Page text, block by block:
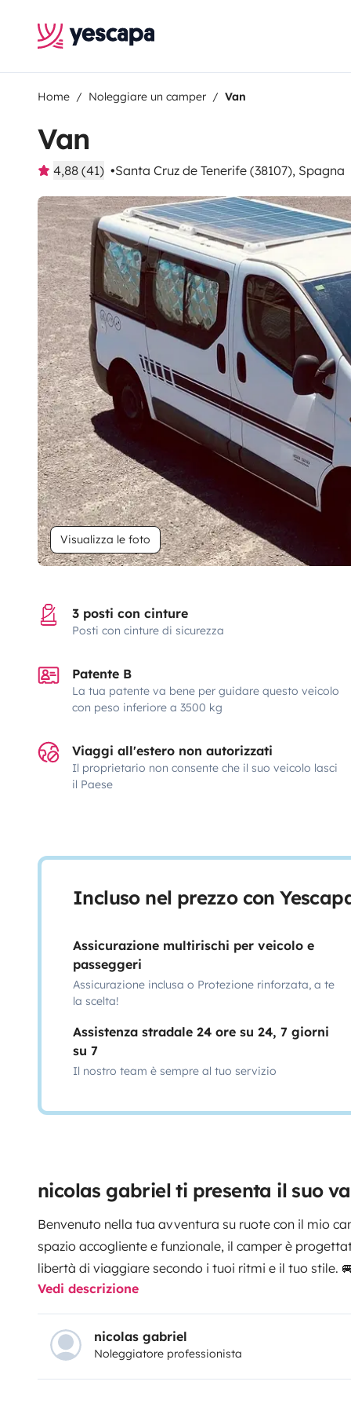
Home Noleggiare un camper Van
Van
4,88 (41) Santa Cruz de Tenerife (38107), Spagna
Visualizza le foto
3 posti con cinture
Posti con cinture di sicurezza
Patente B
La tua patente va bene per guidare questo veicolo
con peso inferiore a 3500 kg
Viaggi all'estero non autorizzati
Il proprietario non consente che il suo veicolo lasci
il Paese
Incluso nel prezzo con
Assicurazione multirischi per veicolo e
passeggeri
Assicurazione inclusa o Protezione rinforzata, a te
la scelta!
Assistenza stradale 24 ore su 24, 7 giorni
su 7
Il nostro team è sempre al tuo servizio
nicolas gabriel ti presenta il suo
Benvenuto nella tua avventura su ruote con il mio
spazio accogliente e funzionale, il camper è
libertà di viaggiare secondo i tuoi ritmi e il tuo stile.
larghezza per 170 cm di lunghezza, espandibile fino a
garantiamo che avrai un riposo riposante sotto le
attrezzatura completa per rendere la tua esperienza
esterna con 40 litri di acqua pulita, montaggio
corrente da 220V per caricare i tuoi dispositivi
Vedi descrizione
nicolas gabriel
Noleggiatore professionista